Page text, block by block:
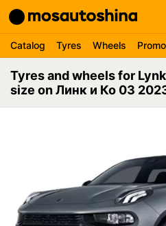
Catalog Tyres Wheels
Tyres and wheels for
size on Линк и Ко 03